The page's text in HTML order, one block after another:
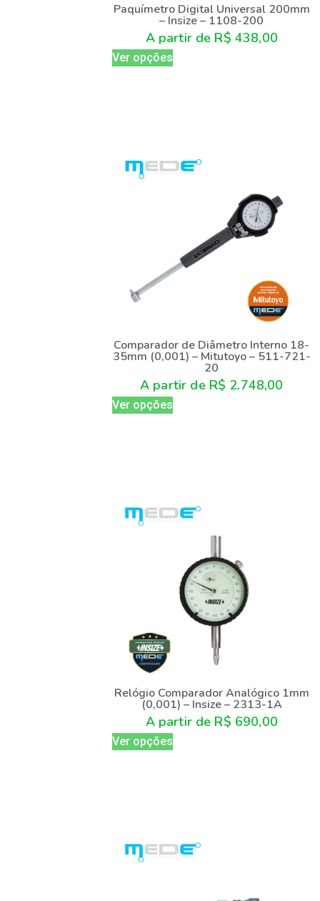
Paquímetro Digital Universal 200mm
– Insize – 1108-200
A partir de R$ 438,00
Ver opções
Comparador de Diâmetro Interno 18-
35mm (0,001) – Mitutoyo – 511-721-
20
A partir de R$ 2.748,00
Ver opções
Relógio Comparador Analógico 1mm
(0,001) – Insize – 2313-1A
A partir de R$ 690,00
Ver opções